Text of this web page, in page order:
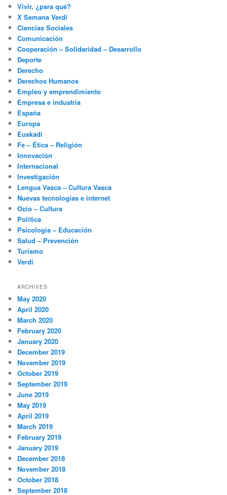
Vivir, ¿para qué?
X Semana Verdi
Ciencias Sociales
Comunicación
Cooperación – Solidaridad – Desarrollo
Deporte
Derecho
Derechos Humanos
Empleo y emprendimiento
Empresa e industria
España
Europa
Euskadi
Fe – Ética – Religión
Innovación
Internacional
Investigación
Lengua Vasca – Cultura Vasca
Nuevas tecnologías e internet
Ocio – Cultura
Política
Psicología – Educación
Salud – Prevención
Turismo
Verdi
ARCHIVES
May 2020
April 2020
March 2020
February 2020
January 2020
December 2019
November 2019
October 2019
September 2019
June 2019
May 2019
April 2019
March 2019
February 2019
January 2019
December 2018
November 2018
October 2018
September 2018